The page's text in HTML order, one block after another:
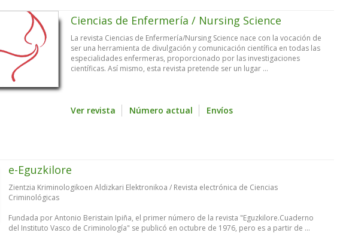
Ciencias de Enfermería / Nursing Science
La revista Ciencias de Enfermería/Nursing Science nace con la vocación de
ser una herramienta de divulgación y comunicación científica en todas las
especialidades enfermeras, proporcionado por las investigaciones
científicas. Así mismo, esta revista pretende ser un lugar ...
Ver revista Número actual Envíos
e-Eguzkilore
Zientzia Kriminologikoen Aldizkari Elektronikoa / Revista electrónica de Ciencias
Criminológicas
Fundada por Antonio Beristain Ipiña, el primer número de la revista "Eguzkilore.Cuaderno
del Instituto Vasco de Criminología" se publicó en octubre de 1976, pero es a partir de ...